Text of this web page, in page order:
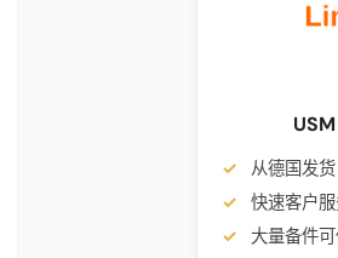
从德国发货
快速客户
大量备件